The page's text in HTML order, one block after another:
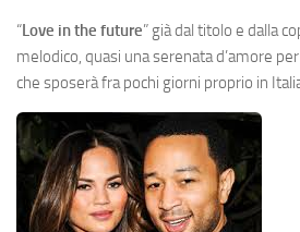
“Love in the future” già dal titolo e dalla
melodico, quasi una serenata d’amore
che sposerà fra pochi giorni proprio in